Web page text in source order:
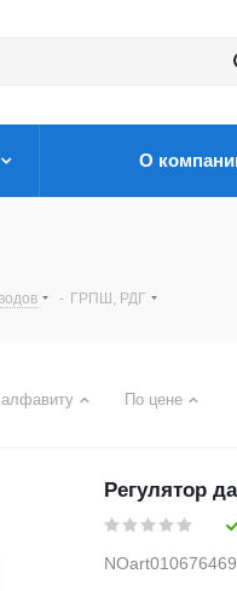
О
- ГРПШ, РДГ
По цене
Регулятор